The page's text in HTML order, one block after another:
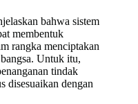
bahwa sistem
membentuk
rangka menciptakan
Untuk itu,
tindak
disesuaikan dengan